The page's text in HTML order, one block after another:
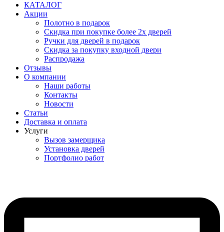
КАТАЛОГ
Акции
Полотно в подарок
Скидка при покупке более 2х дверей
Ручки для дверей в подарок
Скидка за покупку входной двери
Распродажа
Отзывы
О компании
Наши работы
Контакты
Новости
Статьи
Доставка и оплата
Услуги
Вызов замерщика
Установка дверей
Портфолио работ